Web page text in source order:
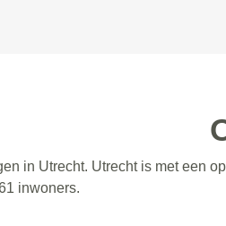
in Utrecht. Utrecht is met een
inwoners.